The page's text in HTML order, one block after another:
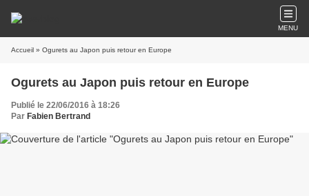
MENU
Accueil » Ogurets au Japon puis retour en Europe
Ogurets au Japon puis retour en Europe
Publié le 22/06/2016 à 18:26
Par Fabien Bertrand